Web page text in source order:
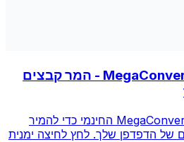
MegaConvert Chrome Extension - המר קבצים
התקן את תוסף MegaConvert Chrome החינמי כדי להמיר
של הדפדפן שלך. לחץ לחיצה ימנית